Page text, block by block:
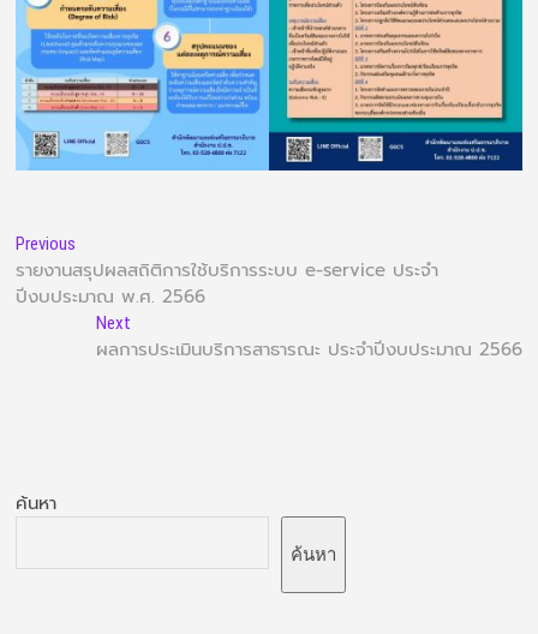
Previous
รายงานสรุปผลสถิติการใช้บริการระบบ e-service ประจำ
ปีงบประมาณ พ.ศ. 2566
Next
ผลการประเมินบริการสาธารณะ ประจำปีงบประมาณ 2566
ค้นหา
ค้นหา